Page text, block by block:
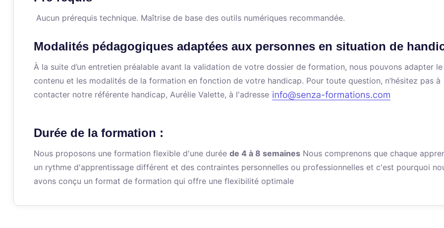
Aucun prérequis technique. Maîtrise de base des outils numériques recommandée.
Modalités pédagogiques adaptées aux personnes en situation de
À la suite d’un entretien préalable avant la validation de votre dossier de formation, nous pouvons adapter le
contenu et les modalités de la formation en fonction de votre handicap. Pour toute question, n’hésitez pas à
contacter notre référente handicap, Aurélie Valette, à l'adresse
Durée de la formation :
Nous proposons une formation flexible d'une durée de 4 à 8 semaines Nous comprenons que chaque
un rythme d'apprentissage différent et des contraintes personnelles ou professionnelles et c'est pourquoi
avons conçu un format de formation qui offre une flexibilité optimale